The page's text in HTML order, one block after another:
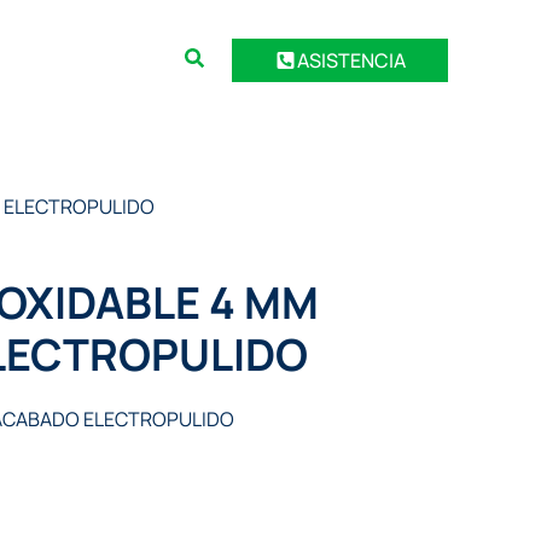
ASISTENCIA
4 MM
ELECTROPULIDO